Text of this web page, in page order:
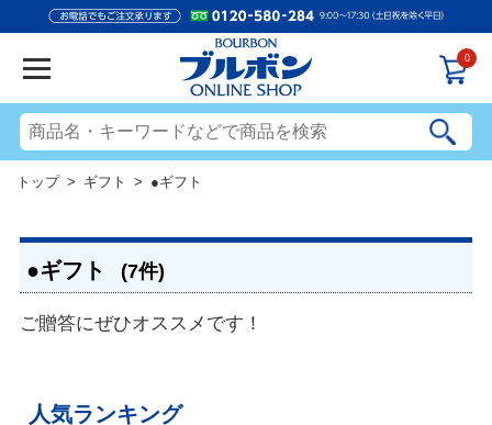
0
トップ> ギフト > ●ギフト
●ギフト (7件)
ご贈答にぜひオススメです！
人気ランキング